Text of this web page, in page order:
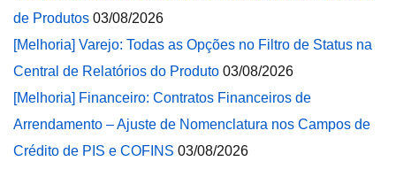
de Produtos 03/08/2026
[Melhoria] Varejo: Todas as Opções no Filtro de Status na
Central de Relatórios do Produto 03/08/2026
[Melhoria] Financeiro: Contratos Financeiros de
Arrendamento – Ajuste de Nomenclatura nos Campos de
Crédito de PIS e COFINS 03/08/2026